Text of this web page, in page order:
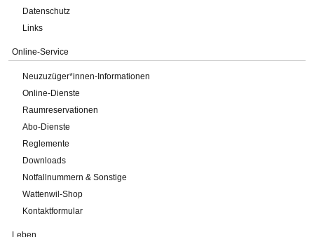
Datenschutz
Links
Online-Service
Neuzuzüger*innen-Informationen
Online-Dienste
Raumreservationen
Abo-Dienste
Reglemente
Downloads
Notfallnummern & Sonstige
Wattenwil-Shop
Kontaktformular
Leben